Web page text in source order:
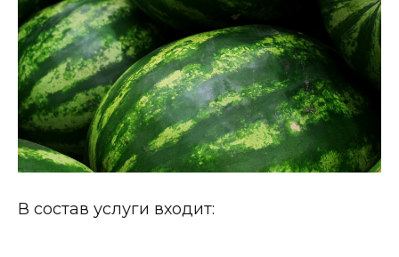
В состав услуги входит: